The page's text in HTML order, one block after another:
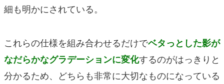
細も明かにされている。
これらの仕様を組み合わせるだけでベタっとした影が
なだらかなグラデーションに変化するのがはっきりと
分かるため、どちらも非常に大切なものになっている